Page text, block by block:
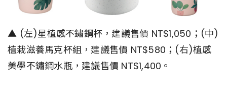
▲ (左)星植感不鏽鋼杯，建議售價 NT$1,050；(中)
植栽滋養馬克杯組，建議售價 NT$580；(右)植感
美學不鏽鋼水瓶，建議售價 NT$1,400。